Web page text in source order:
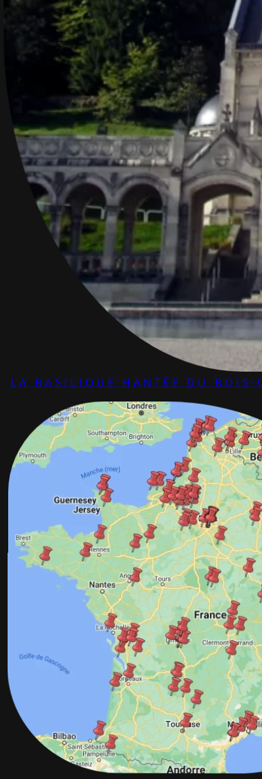
LA BASILIQUE HANTÉE DU BOIS-